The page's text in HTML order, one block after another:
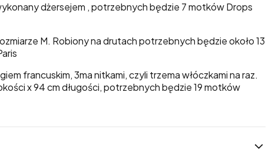
dżersejem , potrzebnych będzie 7 motków Drops
M. Robiony na drutach potrzebnych będzie około 13
francuskim, 3ma nitkami, czyli trzema włóczkami na raz.
x 94 cm długości, potrzebnych będzie 19 motków